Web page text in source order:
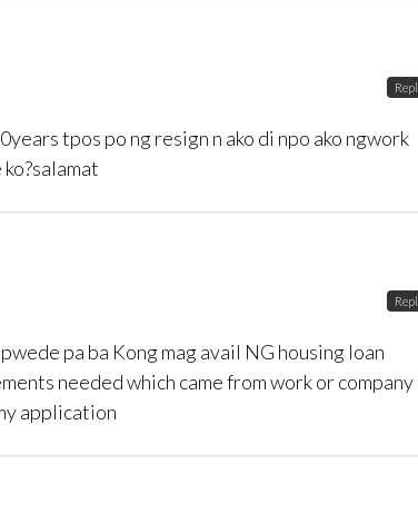
tpos po ng resign n ako di npo ako ngwork
pa ba Kong mag avail NG housing loan
needed which came from work or company
application